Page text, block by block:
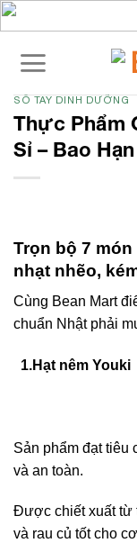
Skip
to
content
SỐ TAY DINH DƯỠNG
Thực Phẩm
Sỉ – Bao
Trọn bộ 7
nhạt nhẽo,
Cùng Bean Mart
chuẩn Nhật phải
1.Hạt nêm Youki
Sản phẩm đạt tiêu
và an toàn.
Được chiết xuất từ
và rau củ tốt cho